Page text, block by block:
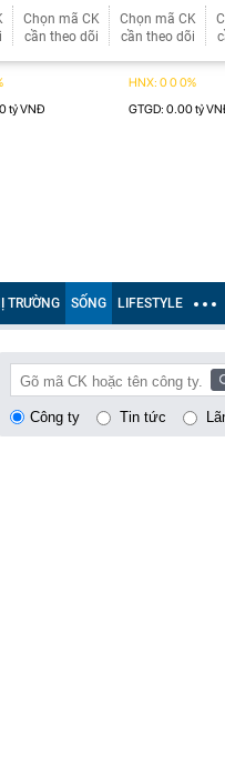
Chọn mã CK
cần theo dõi
Chọn mã CK
cần theo dõi
TRƯỜNG SỐNG LIFESTYLE
Công ty Tin tức